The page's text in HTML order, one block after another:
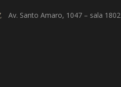
Av. Santo Amaro, 1047 – sala 1802